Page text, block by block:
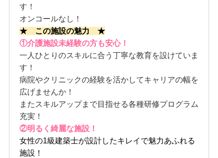
す！
オンコールなし！
★ この施設の魅力 ★
①介護施設未経験の方も安心！
一人ひとりのスキルに合う丁寧な教育を設けていま
す！
病院やクリニックの経験を活かしてキャリアの幅を
広げませんか！
またスキルアップまで目指せる各種研修プログラム
充実！
②明るく綺麗な施設！
女性の1級建築士が設計したキレイで魅力あふれる
施設！